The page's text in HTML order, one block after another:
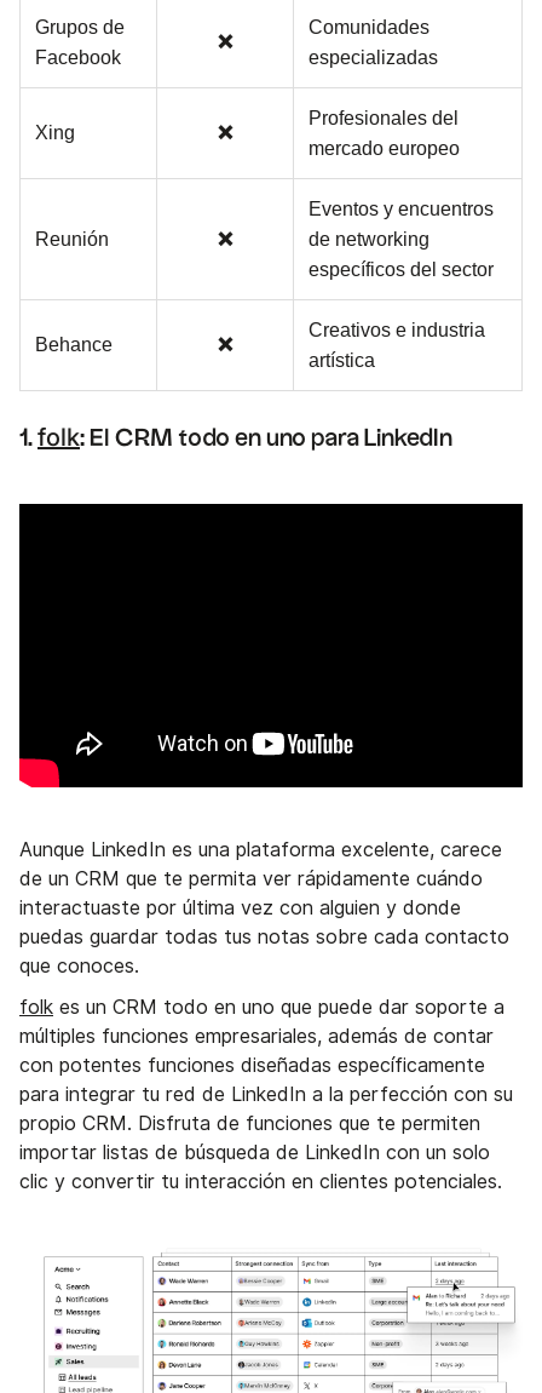
Grupos de
Facebook
❌
Comunidades
especializadas
Xing ❌
Profesionales del
mercado europeo
Reunión ❌
Eventos y encuentros
de networking
específicos del sector
Behance ❌
Creativos e industria
artística
1. folk: El CRM todo en uno para LinkedIn
Aunque LinkedIn es una plataforma excelente, carece
de un CRM que te permita ver rápidamente cuándo
interactuaste por última vez con alguien y donde
puedas guardar todas tus notas sobre cada contacto
que conoces.
folk es un CRM todo en uno que puede dar soporte a
múltiples funciones empresariales, además de contar
con potentes funciones diseñadas específicamente
para integrar tu red de LinkedIn a la perfección con su
propio CRM. Disfruta de funciones que te permiten
importar listas de búsqueda de LinkedIn con un solo
clic y convertir tu interacción en clientes potenciales.